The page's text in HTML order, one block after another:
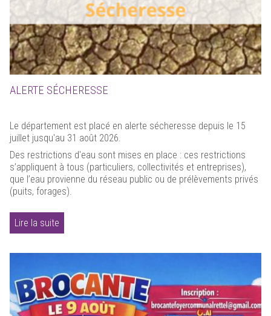
ALERTE SÉCHERESSE
Le département est placé en alerte sécheresse depuis le 15
juillet jusqu'au 31 août 2026.
Des restrictions d'eau sont mises en place : ces restrictions
s’appliquent à tous (particuliers, collectivités et entreprises),
que l’eau provienne du réseau public ou de prélèvements privés
(puits, forages).
Lire la suite